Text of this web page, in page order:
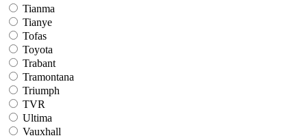
Tianma
Tianye
Tofas
Toyota
Trabant
Tramontana
Triumph
TVR
Ultima
Vauxhall